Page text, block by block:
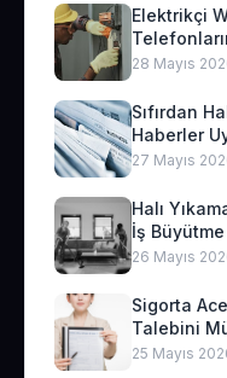
Elektrikçi
28 Mayıs
Sıfırdan
Haberler
27 Mayıs
Halı
İş
26 Mayıs
Sigorta
Talebini
25 Mayıs